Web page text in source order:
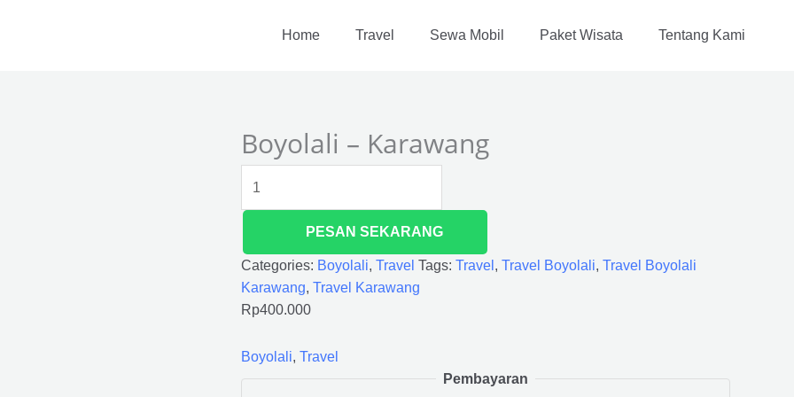
Home Travel Sewa Mobil Paket Wisata Tentang Kami
Boyolali – Karawang
PESAN SEKARANG
Categories: Boyolali, Travel Tags: Travel , Travel Boyolali, Travel Boyolali
Karawang, Travel Karawang
Rp400.000
Boyolali, Travel
Pembayaran